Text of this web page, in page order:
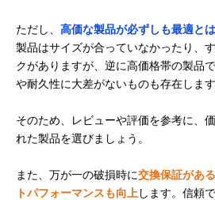
ただし、 高価な製品が必ずしも最適と
製品はサイズが合っていなかったり、
クがありますが、逆に高価格帯の製品
や耐久性に大差がないものも存在します
そのため、レビューや評価を参考に、
れた製品を選びましょう。
また、万が一の破損時に交換保証があ
トパフォーマンスも向上 します。信頼